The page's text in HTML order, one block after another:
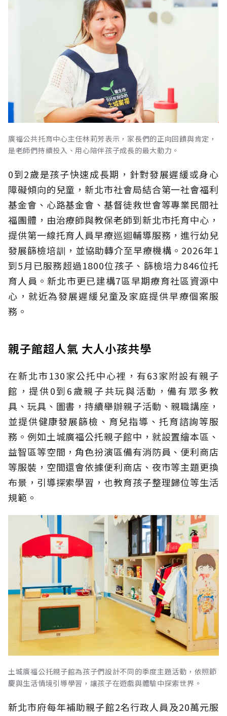
廣福公共托育中心主任林莉芳表示，家長們的正向回饋與肯定，
是老師們持續投入、用心陪伴孩子成長的最大動力。
0到2歲是孩子快速成長期，針對發展遲緩或身心
障礙傾向的兒童，新北市社會局結合第一社會福利
基金會、心路基金會、基督徒救世會等專業民間社
福團體，由治療師與教保老師到新北市托育中心，
提供第一線托育人員早療巡迴輔導服務，進行幼兒
發展篩檢培訓，並協助轉介至早療機構。2026年1
到5月已服務超過1800位孩子、篩檢培力846位托
育人員。新北市更已建構7區早期療育社區資源中
心，就近為發展遲緩兒童及家庭提供早療個案服
務。
親子館超人氣 大人小孩共學
在新北市130家公托中心裡，有63家附設有親子
館，提供0到6歲親子共玩與活動，備有眾多教
具、玩具、圖書，持續舉辦親子活動、親職講座，
並提供健康發展篩檢、育兒指導、托育諮詢等服
務。例如土城廣福公托親子館中，就設置繪本區、
益智區等空間，角色扮演區備有消防員、便利商店
等服裝，空間還會依據便利商店、夜市等主題更換
布景，引導探索學習，也教育孩子整理歸位等生活
規範。
土城廣福公托親子館為孩子們設計不同的季度主題活動，依照節
慶與生活情境引導學習，讓孩子在遊戲與體驗中探索世界。
新北市府每年補助親子館2名行政人員及20萬元服